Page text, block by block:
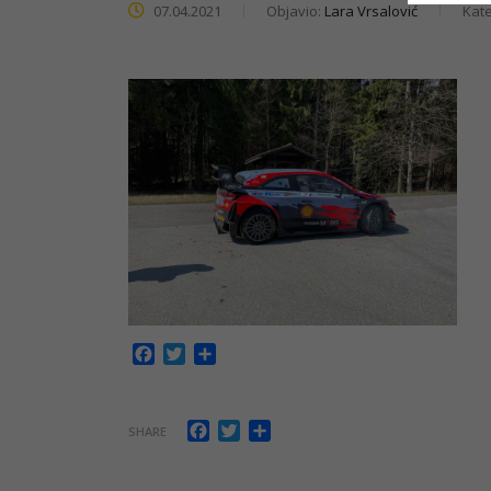
07.04.2021 Objavio: Lara Vrsalović
Facebook
Twitter
SHARE Facebook
Twitter